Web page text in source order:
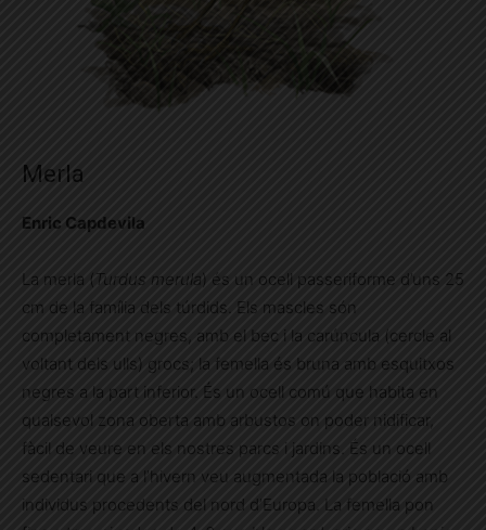
Merla
Enric Capdevila
La merla ( Turdus merula) és un ocell passeriforme d’uns 25
cm de la família dels túrdids. Els mascles són
completament negres, amb el bec i la carúncula (cercle al
voltant dels ulls) grocs; la femella és bruna amb esquitxos
negres a la part inferior. És un ocell comú que habita en
qualsevol zona oberta amb arbustos on poder nidificar,
fàcil de veure en els nostres parcs i jardins. És un ocell
sedentari que a l’hivern veu augmentada la població amb
individus procedents del nord d’Europa. La femella pon